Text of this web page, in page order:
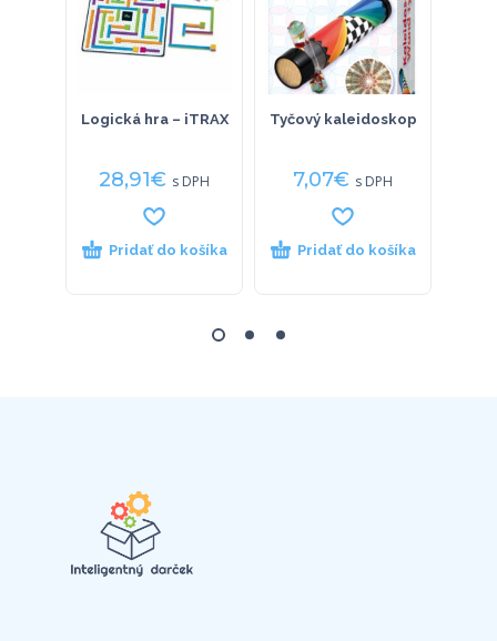
Logická hra – iTRAX
28,91€ s DPH
Pridať do košíka
Tyčový kaleidoskop
7,07€ s DPH
Pridať do košíka